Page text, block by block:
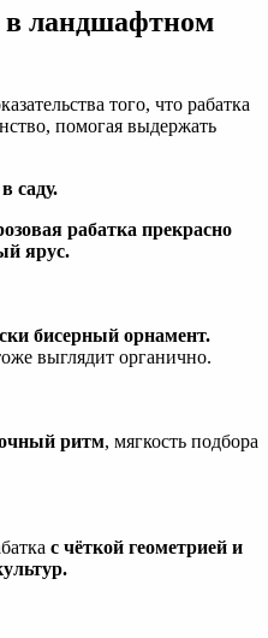
ландшафтном
того, что рабатка
помогая выдержать
саду.
рабатка прекрасно
ярус.
бисерный орнамент.
выглядит органично.
ритм, мягкость подбора
с чёткой геометрией и